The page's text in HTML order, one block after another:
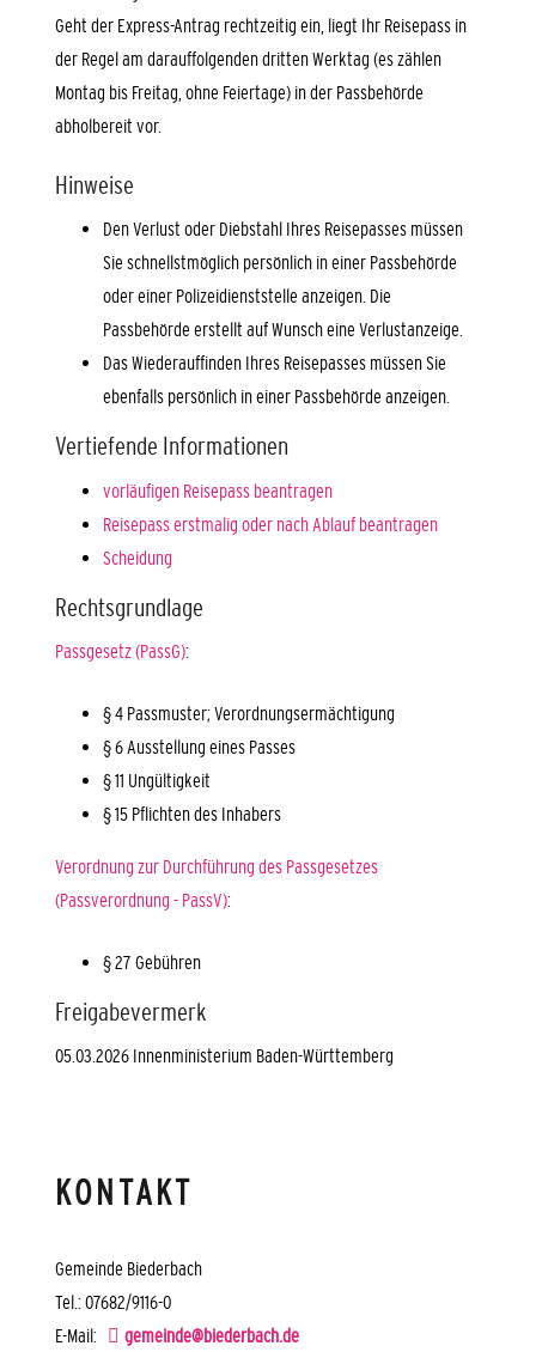
Geht der Express-Antrag rechtzeitig ein, liegt Ihr Reisepass in
der Regel am darauffolgenden dritten Werktag (es zählen
Montag bis Freitag, ohne Feiertage) in der Passbehörde
abholbereit vor.
Hinweise
Den Verlust oder Diebstahl Ihres Reisepasses müssen
Sie schnellstmöglich persönlich in einer Passbehörde
oder einer Polizeidienststelle anzeigen. Die
Passbehörde erstellt auf Wunsch eine Verlustanzeige.
Das Wiederauffinden Ihres Reisepasses müssen Sie
ebenfalls persönlich in einer Passbehörde anzeigen.
Vertiefende Informationen
vorläufigen Reisepass beantragen
Reisepass erstmalig oder nach Ablauf beantragen
Scheidung
Rechtsgrundlage
Passgesetz (PassG):
§ 4 Passmuster; Verordnungsermächtigung
§ 6 Ausstellung eines Passes
§ 11 Ungültigkeit
§ 15 Pflichten des Inhabers
Verordnung zur Durchführung des Passgesetzes
(Passverordnung - PassV):
§ 27 Gebühren
Freigabevermerk
05.03.2026 Innenministerium Baden-Württemberg
KONTAKT
Gemeinde Biederbach
Tel.: 07682/9116-0
E-Mail:
gemeinde@biederbach.de